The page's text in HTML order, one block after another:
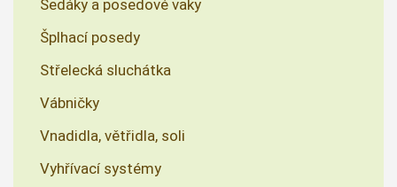
Sedáky a posedové vaky
Šplhací posedy
Střelecká sluchátka
Vábničky
Vnadidla, větřidla, soli
Vyhřívací systémy